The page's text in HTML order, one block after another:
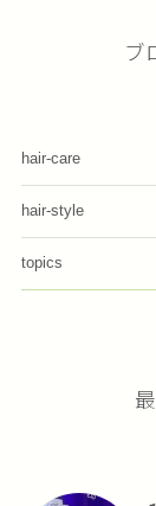
ブ
hair-care
hair-style
topics